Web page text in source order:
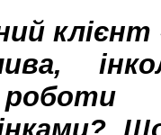
клієнт